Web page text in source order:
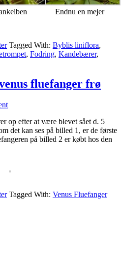
Endnu en mejer
Tagged With: Byblis liniflora,
, Fodring, Kandebærer,
fluefanger frø
op efter at være blevet sået d. 5
det kan ses på billed 1, er de første
på billed 2 er købt hos den
Tagged With: Venus Fluefanger